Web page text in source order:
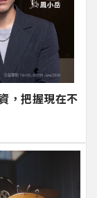
，把握現在不